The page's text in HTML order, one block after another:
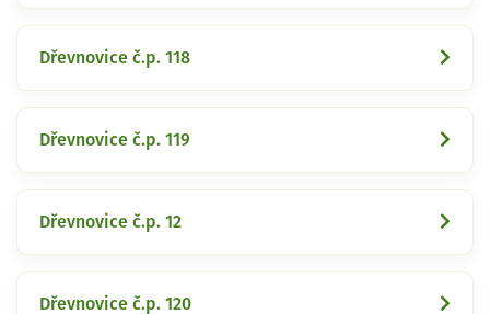
Dřevnovice č.p. 118
Dřevnovice č.p. 119
Dřevnovice č.p. 12
Dřevnovice č.p. 120